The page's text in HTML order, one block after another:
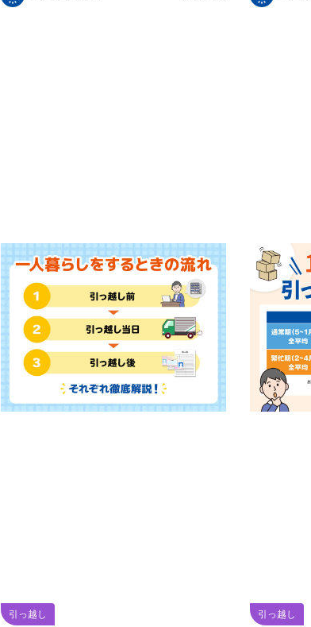
引っ越し 引っ越し